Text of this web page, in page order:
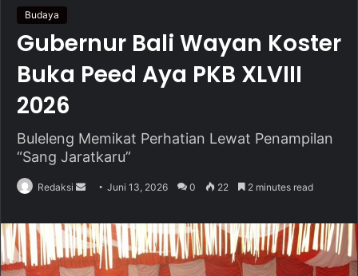
Budaya
Gubernur Bali Wayan Koster
Buka Peed Aya PKB XLVIII
2026
Buleleng Memikat Perhatian Lewat Penampilan
“Sang Jaratkaru”
Redaksi
n
d
a
Juni 13, 2026 0 22 2 minutes read